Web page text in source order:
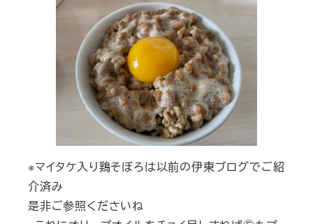
※マイタケ入り鶏そぼろは以前の伊東ブログでご紹
介済み
是非ご参照くださいね